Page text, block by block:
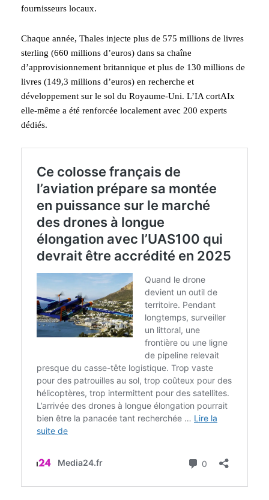
fournisseurs locaux.
Chaque année, Thales injecte plus de 575 millions de livres
sterling (660 millions d’euros) dans sa chaîne
d’approvisionnement britannique et plus de 130 millions de
livres (149,3 millions d’euros) en recherche et
développement sur le sol du Royaume-Uni. L’IA cortAIx
elle-même a été renforcée localement avec 200 experts
dédiés.